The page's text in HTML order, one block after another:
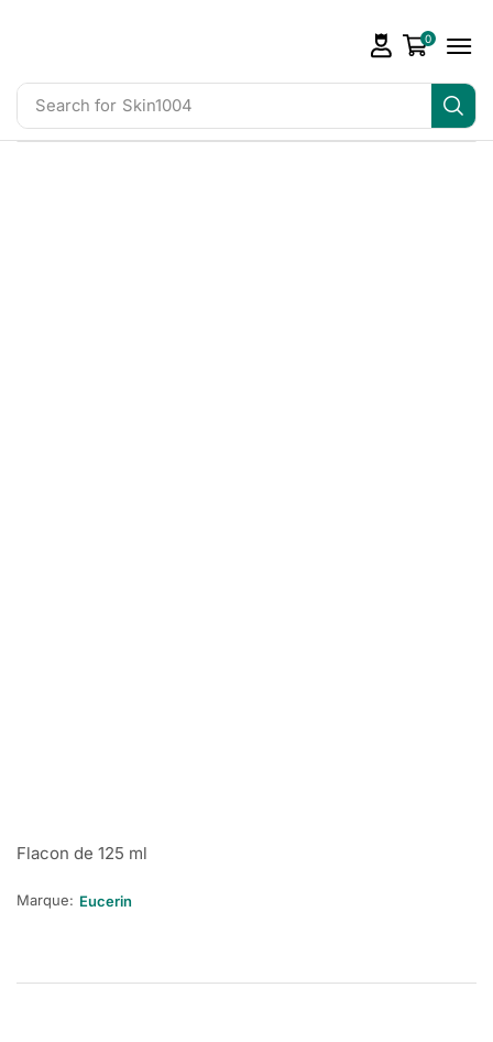
Search for Skin1004
0
Flacon de 125 ml
Marque: Eucerin